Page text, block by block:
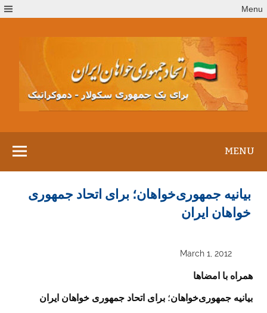
to
Menu
MENU
بيانيه جمهوری‌خواهان؛ برای اتحاد جمهوری
خواهان ايران
March 1, 2012
همراه با امضاها
بيانيه جمهوری‌خواهان؛ برای اتحاد جمهوری خواهان ايران